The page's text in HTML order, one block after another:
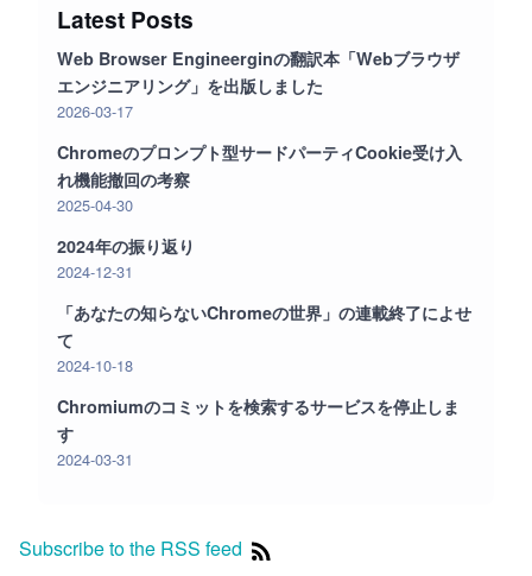
Latest Posts
Web Browser Engineerginの翻訳本「Webブラウザ
エンジニアリング」を出版しました
2026-03-17
Chromeのプロンプト型サードパーティCookie受け入
れ機能撤回の考察
2025-04-30
2024年の振り返り
2024-12-31
「あなたの知らないChromeの世界」の連載終了によせ
て
2024-10-18
Chromiumのコミットを検索するサービスを停止しま
す
2024-03-31
Subscribe to the RSS feed